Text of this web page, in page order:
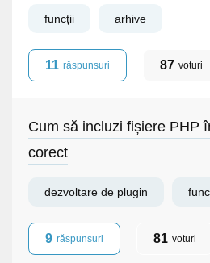
funcții arhive
11 răspunsuri 87 voturi
Cum să incluzi fișiere PHP
corect
dezvoltare de plugin
9 răspunsuri 81 voturi